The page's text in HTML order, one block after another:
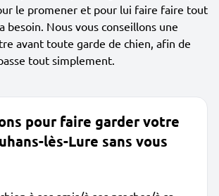
le promener et pour lui faire faire tout
besoin. Nous vous conseillons une
avant toute garde de chien, afin de
tout simplement.
pour faire garder votre
lès-Lure sans vous